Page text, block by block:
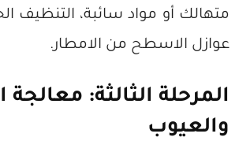
متهالك أو مواد سائبة، التنظيف
عوازل الاسطح من الامطار.
المرحلة الثالثة:
والعيوب